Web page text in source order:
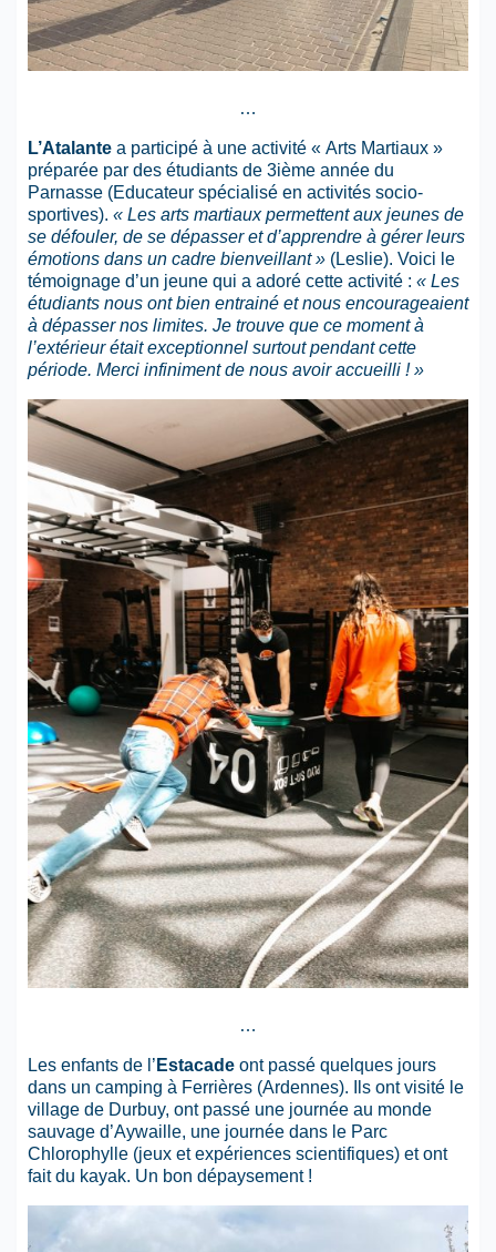
…
L’Atalante a participé à une activité « Arts Martiaux »
préparée par des étudiants de 3ième année du
Parnasse (Educateur spécialisé en activités socio-
sportives). « Les arts martiaux permettent aux jeunes de
se défouler, de se dépasser et d’apprendre à gérer leurs
émotions dans un cadre bienveillant » (Leslie). Voici le
témoignage d’un jeune qui a adoré cette activité : « Les
étudiants nous ont bien entrainé et nous encourageaient
à dépasser nos limites. Je trouve que ce moment à
l’extérieur était exceptionnel surtout pendant cette
période. Merci infiniment de nous avoir accueilli ! »
…
Les enfants de l’ Estacade ont passé quelques jours
dans un camping à Ferrières (Ardennes). Ils ont visité le
village de Durbuy, ont passé une journée au monde
sauvage d’Aywaille, une journée dans le Parc
Chlorophylle (jeux et expériences scientifiques) et ont
fait du kayak. Un bon dépaysement !